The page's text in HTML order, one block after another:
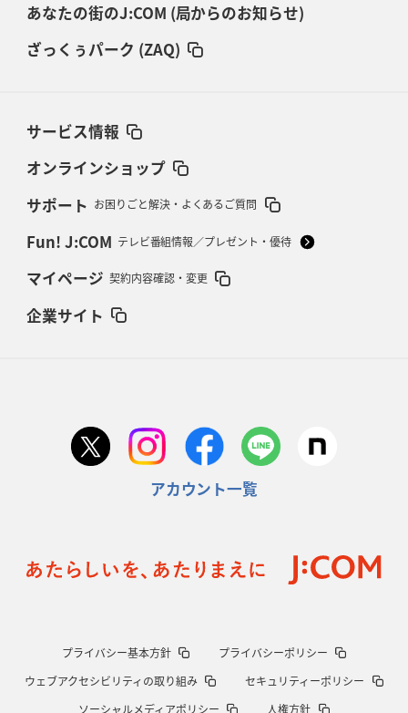
あなたの街のJ:COM (局からのお知らせ)
ざっくぅパーク (ZAQ)
サービス情報
オンラインショップ
サポート お困りごと解決・よくあるご質問
Fun! J:COM テレビ番組情報／プレゼント・優待
マイページ 契約内容確認・変更
企業サイト
アカウント一覧
プライバシー基本方針
プライバシーポリシー
ウェブアクセシビリティの取り組み
セキュリティーポリシー
ソーシャルメディアポリシー
人権方針